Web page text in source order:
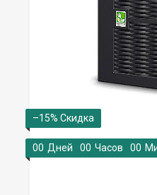
–15%
00 Дней 00 Часов 00